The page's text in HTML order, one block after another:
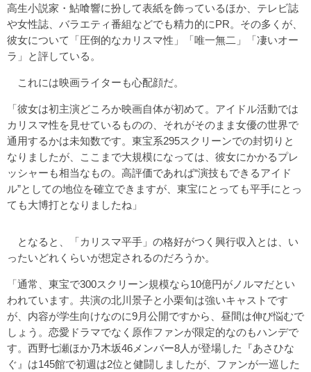
高生小説家・鮎喰響に扮して表紙を飾っているほか、テレビ誌
や女性誌、バラエティ番組などでも精力的にPR。その多くが、
彼女について「圧倒的なカリスマ性」「唯一無二」「凄いオー
ラ」と評している。
これには映画ライターも心配顔だ。
「彼女は初主演どころか映画自体が初めて。アイドル活動では
カリスマ性を見せているものの、それがそのまま女優の世界で
通用するかは未知数です。東宝系295スクリーンでの封切りと
なりましたが、ここまで大規模になっては、彼女にかかるプレ
ッシャーも相当なもの。高評価であれば“演技もできるアイド
ル”としての地位を確立できますが、東宝にとっても平手にとっ
ても大博打となりましたね」
となると、「カリスマ平手」の格好がつく興行収入とは、い
ったいどれくらいが想定されるのだろうか。
「通常、東宝で300スクリーン規模なら10億円がノルマだとい
われています。共演の北川景子と小栗旬は強いキャストです
が、内容が学生向けなのに9月公開ですから、昼間は伸び悩むで
しょう。恋愛ドラマでなく原作ファンが限定的なのもハンデで
す。西野七瀬ほか乃木坂46メンバー8人が登場した『あさひな
ぐ』は145館で初週は2位と健闘しましたが、ファンが一巡した